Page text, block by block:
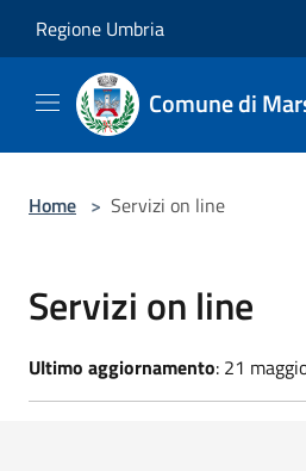
Regione Umbria
Comune di
Home > Servizi on line
Servizi on line
Ultimo aggiornamento: 21